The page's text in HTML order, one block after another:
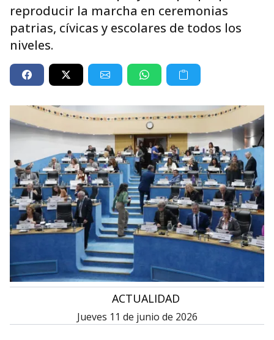
reproducir la marcha en ceremonias
patrias, cívicas y escolares de todos los
niveles.
ACTUALIDAD
jueves 11 de junio de 2026